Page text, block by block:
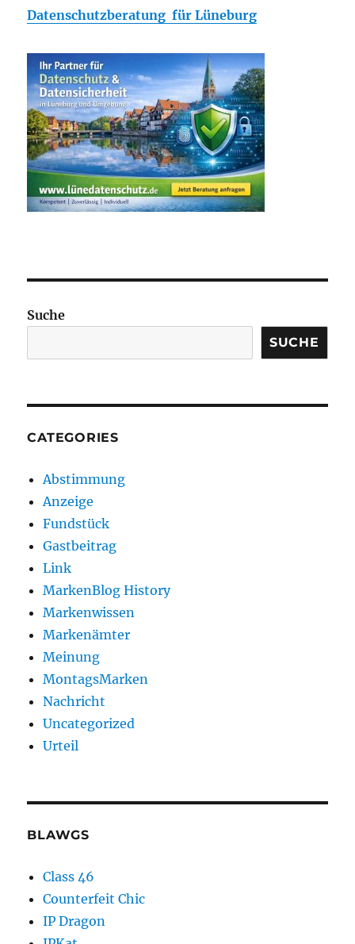
Datenschutzberatung für Lüneburg
Suche
SUCHE
CATEGORIES
Abstimmung
Anzeige
Fundstück
Gastbeitrag
Link
MarkenBlog History
Markenwissen
Markenämter
Meinung
MontagsMarken
Nachricht
Uncategorized
Urteil
BLAWGS
Class 46
Counterfeit Chic
IP Dragon